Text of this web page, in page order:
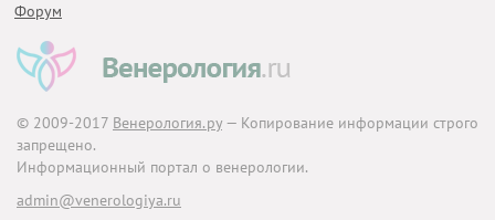
Форум
© 2009-2017 Венерология.ру — Копирование информации строго
запрещено.
Информационный портал о венерологии.
admin@venerologiya.ru